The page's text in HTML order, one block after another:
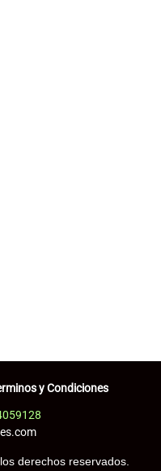
y Condiciones
derechos reservados.